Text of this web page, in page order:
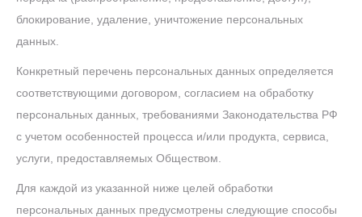
блокирование, удаление, уничтожение персональных
данных.
Конкретный перечень персональных данных определяется
соответствующими договором, согласием на обработку
персональных данных, требованиями Законодательства РФ
с учетом особенностей процесса и/или продукта, сервиса,
услуги, предоставляемых Обществом.
Для каждой из указанной ниже целей обработки
персональных данных предусмотрены следующие способы